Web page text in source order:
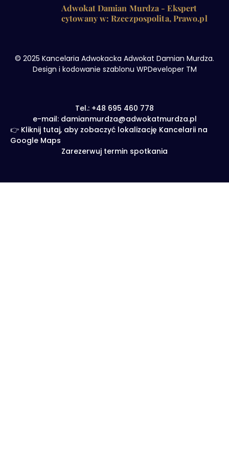
Adwokat Damian Murdza - Ekspert
cytowany w: Rzeczpospolita, Prawo.pl
© 2025 Kancelaria Adwokacka Adwokat Damian Murdza.
Design i kodowanie szablonu WPDeveloper TM
Tel.: +48 695 460 778
e-mail: damianmurdza@adwokatmurdza.pl
👉 Kliknij tutaj, aby zobaczyć lokalizację Kancelarii na
Google Maps
Zarezerwuj termin spotkania